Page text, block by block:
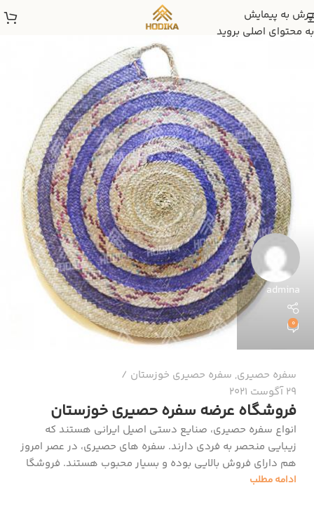
پرش به پیمایش
به محتوای اصلی بروید
admina
0
سفره حصیری, سفره حصیری خوزستان
29 آگوست 2021
فروشگاه عرضه سفره حصیری خوزستان
انواع سفره حصیری، صنایع دستی اصیل ایرانی هستند که
زیبایی منحصر به فردی دارند. سفره های حصیری، در عصر امروز
هم دارای فروش بالایی بوده و بسیار محبوب هستند. فروشگا
ادامه مطلب